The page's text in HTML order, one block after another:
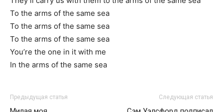
To the arms of the same sea
To the arms of the same sea
To the arms of the same sea
You’re the one in it with me
In the arms of the same sea
Предыдущая статья Следующая статья